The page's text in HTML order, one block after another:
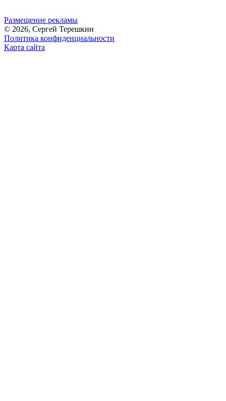
Размещение рекламы
© 2026, Сергей Терешкин
Политика конфиденциальности
Карта сайта